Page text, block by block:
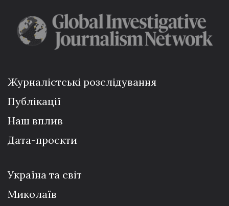
Журналістські розслідування
Публікації
Наш вплив
Дата-проєкти
Україна та світ
Миколаїв